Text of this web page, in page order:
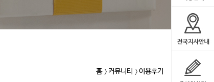
홈 커뮤니티 이용후기